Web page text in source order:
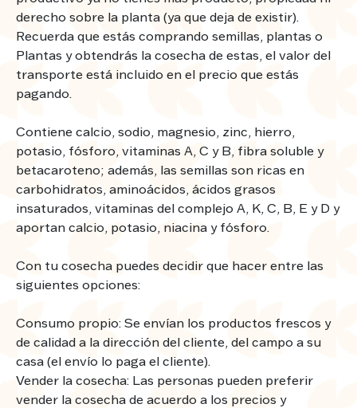
derecho sobre la planta (ya que deja de existir).
Recuerda que estás comprando semillas, plantas o
Plantas y obtendrás la cosecha de estas, el valor del
transporte está incluido en el precio que estás
pagando.
Contiene calcio, sodio, magnesio, zinc, hierro,
potasio, fósforo, vitaminas A, C y B, fibra soluble y
betacaroteno; además, las semillas son ricas en
carbohidratos, aminoácidos, ácidos grasos
insaturados, vitaminas del complejo A, K, C, B, E y D y
aportan calcio, potasio, niacina y fósforo.
Con tu cosecha puedes decidir que hacer entre las
siguientes opciones:
Consumo propio: Se envían los productos frescos y
de calidad a la dirección del cliente, del campo a su
casa (el envío lo paga el cliente).
Vender la cosecha: Las personas pueden preferir
vender la cosecha de acuerdo a los precios y